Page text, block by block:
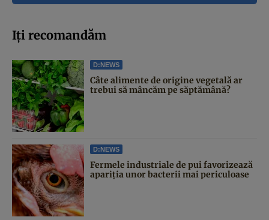
Iți recomandăm
D:NEWS
Câte alimente de origine vegetală ar
trebui să mâncăm pe săptămână?
D:NEWS
Fermele industriale de pui favorizează
apariția unor bacterii mai periculoase